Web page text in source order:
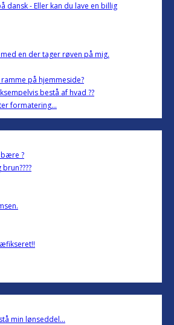
dansk - Eller kan du lave en billig
en der tager røven på mig.
på hjemmeside?
bestå af hvad ??
formatering...
?
min lønseddel...